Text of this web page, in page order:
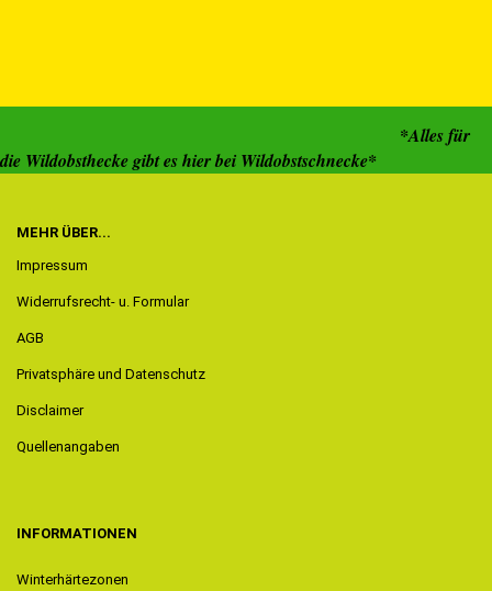
*Alles für
die Wildobsthecke gibt es hier bei Wildobstschnecke*
MEHR ÜBER...
Impressum
Widerrufsrecht- u. Formular
AGB
Privatsphäre und Datenschutz
Disclaimer
Quellenangaben
INFORMATIONEN
Winterhärtezonen